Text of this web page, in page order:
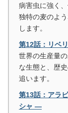
病害虫に強く
独特の麦のよ
します。
第12話：リベ
世界の生産量
な生態と、歴
追います。
第13話：アラ
シャ ―